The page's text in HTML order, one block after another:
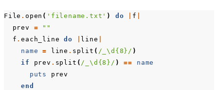
File .open ( 'filename.txt' ) do f
prev
=
""
f .each_line do line
name
= line . split ( /_\d{8}/ )
if
prev . split ( /_\d{8}/ ) ==
name
puts
prev
end